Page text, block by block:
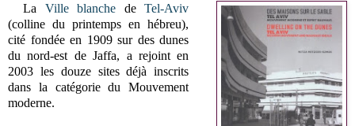
La Ville blanche deTel-Aviv
(colline du printemps en hébreu),
cité fondée en 1909 sur des dunes
du nord-est de Jaffa, a rejoint en
2003 les douze sites déjà inscrits
dans la catégorie du Mouvement
moderne.